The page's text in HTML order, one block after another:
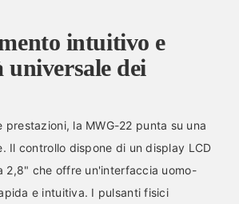
intuitivo e
universale dei
prestazioni, la MWG-22 punta su una
Il controllo dispone di un display LCD
2,8" che offre un'interfaccia uomo-
e intuitiva. I pulsanti fisici